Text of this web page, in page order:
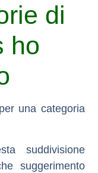
di
ho
una categoria
suddivisione
suggerimento